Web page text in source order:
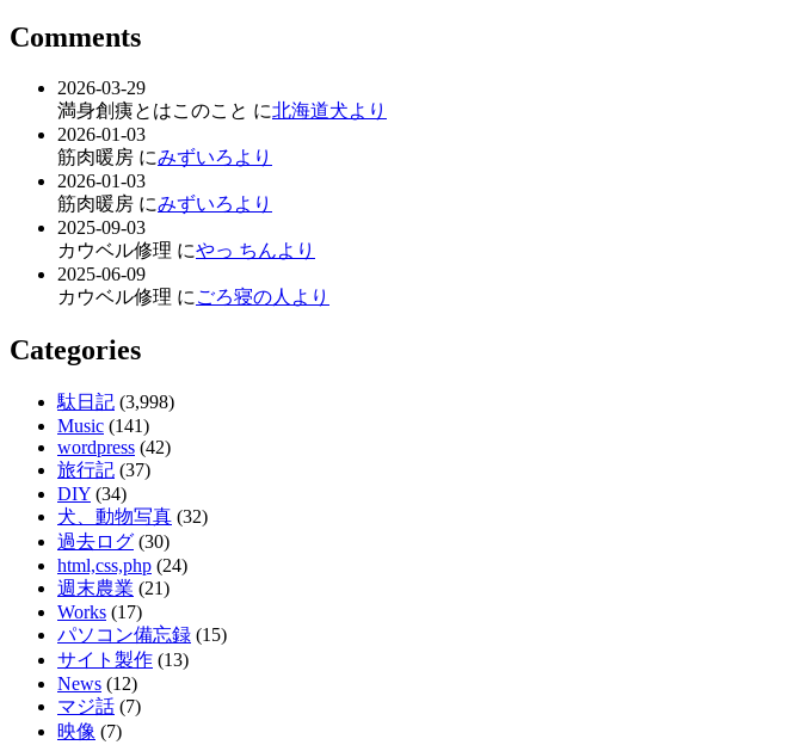
Comments
2026-03-29
満身創痍とはこのこと に北海道犬より
2026-01-03
筋肉暖房 にみずいろより
2026-01-03
筋肉暖房 にみずいろより
2025-09-03
カウベル修理 にやっ ちんより
2025-06-09
カウベル修理 に ごろ寝の人より
Categories
駄日記 (3,998)
Music (141)
wordpress (42)
旅行記 (37)
DIY (34)
犬、動物写真 (32)
過去ログ (30)
html,css,php (24)
週末農業 (21)
Works (17)
パソコン備忘録 (15)
サイト製作 (13)
News (12)
マジ話 (7)
映像 (7)